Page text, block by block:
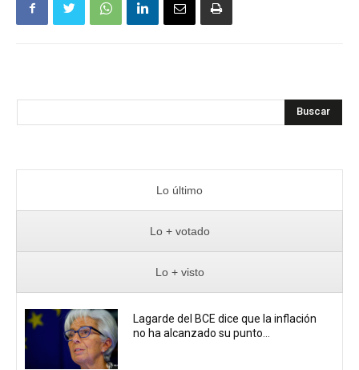
Buscar
Lo último
Lo + votado
Lo + visto
Lagarde del BCE dice que la inflación
no ha alcanzado su punto...